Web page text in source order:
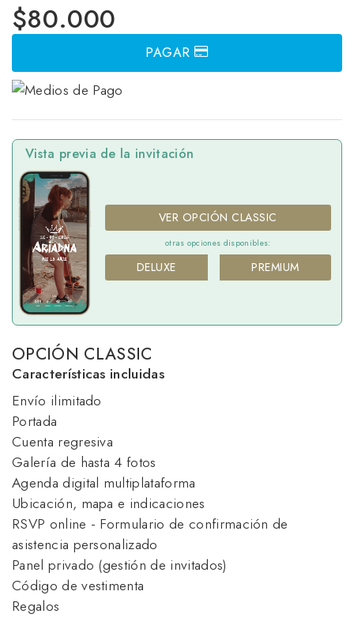
$80.000
PAGAR
Vista previa de la invitación
VER OPCIÓN CLASSIC
otras opciones disponibles:
DELUXE PREMIUM
OPCIÓN CLASSIC
Características incluidas
Envío ilimitado
Portada
Cuenta regresiva
Galería de hasta 4 fotos
Agenda digital multiplataforma
Ubicación, mapa e indicaciones
RSVP online - Formulario de confirmación de
asistencia personalizado
Panel privado (gestión de invitados)
Código de vestimenta
Regalos